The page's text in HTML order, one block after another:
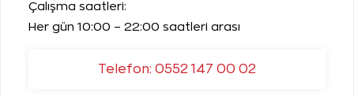
Çalışma saatleri:
Her gün 10:00 – 22:00 saatleri arası
Telefon: 0552 147 00 02